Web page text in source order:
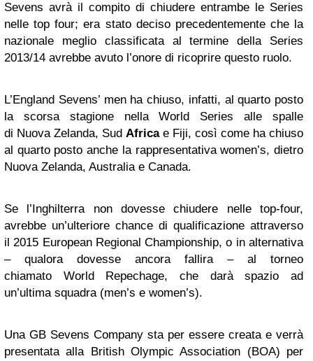
Sevens avrà il compito di chiudere entrambe le Series
nelle top four; era stato deciso precedentemente che la
nazionale meglio classificata al termine della Series
2013/14 avrebbe avuto l’onore di ricoprire questo ruolo.
L’England Sevens’ men ha chiuso, infatti, al quarto posto
la scorsa stagione nella World Series alle spalle
di Nuova Zelanda, Sud Africae Fiji, così come ha chiuso
al quarto posto anche la rappresentativa women’s, dietro
Nuova Zelanda, Australia e Canada.
Se l’Inghilterra non dovesse chiudere nelle top-four,
avrebbe un’ulteriore chance di qualificazione attraverso
il 2015 European Regional Championship, o in alternativa
– qualora dovesse ancora fallira – al torneo
chiamato World Repechage, che darà spazio ad
un’ultima squadra (men’s e women’s).
Una GB Sevens Company sta per essere creata e verrà
presentata alla British Olympic Association (BOA) per